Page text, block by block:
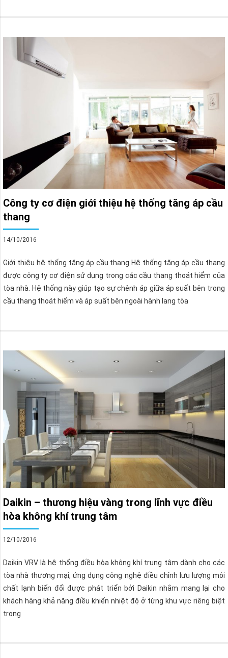
Công ty cơ điện giới thiệu hệ thống tăng áp cầu
thang
14/10/2016
Giới thiệu hệ thống tăng áp cầu thang Hệ thống tăng áp cầu thang
được công ty cơ điện sử dụng trong các cầu thang thoát hiểm của
tòa nhà. Hệ thống này giúp tạo sự chênh áp giữa áp suất bên trong
cầu thang thoát hiểm và áp suất bên ngoài hành lang tòa
Daikin – thương hiệu vàng trong lĩnh vực điều
hòa không khí trung tâm
12/10/2016
Daikin VRV là hệ thống điều hòa không khí trung tâm dành cho các
tòa nhà thương mại, ứng dụng công nghệ điều chỉnh lưu lượng môi
chất lạnh biến đổi được phát triển bởi Daikin nhằm mang lại cho
khách hàng khả năng điều khiển nhiệt độ ở từng khu vực riêng biệt
trong